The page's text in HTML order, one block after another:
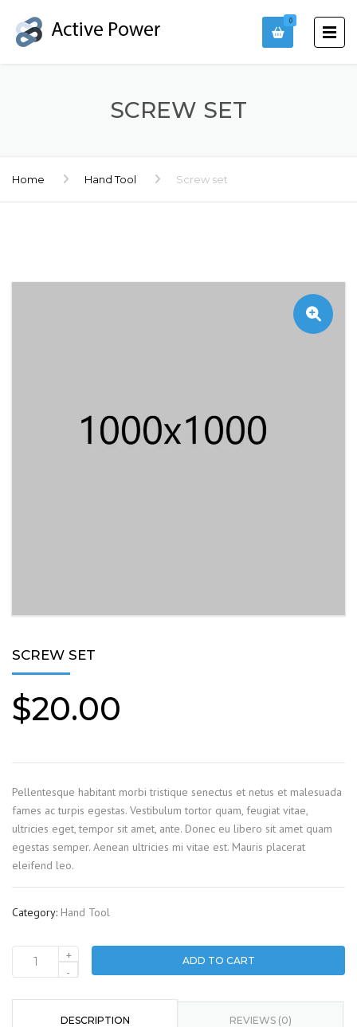
0
SCREW SET
Home Hand Tool Screw set
SCREW SET
$20.00
Pellentesque habitant morbi tristique senectus et netus et malesuada
fames ac turpis egestas. Vestibulum tortor quam, feugiat vitae,
ultricies eget, tempor sit amet, ante. Donec eu libero sit amet quam
egestas semper. Aenean ultricies mi vitae est. Mauris placerat
eleifend leo.
Category: Hand Tool
Screw
quantity
+
-
ADD TO CART
DESCRIPTION REVIEWS (0)